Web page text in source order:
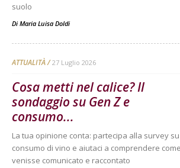
suolo
Di Maria Luisa Doldi
ATTUALITÀ 27 Luglio 2026
Cosa metti nel calice? Il
sondaggio su Gen Z e
consumo...
La tua opinione conta: partecipa alla survey
consumo di vino e aiutaci a comprendere
venisse comunicato e raccontato